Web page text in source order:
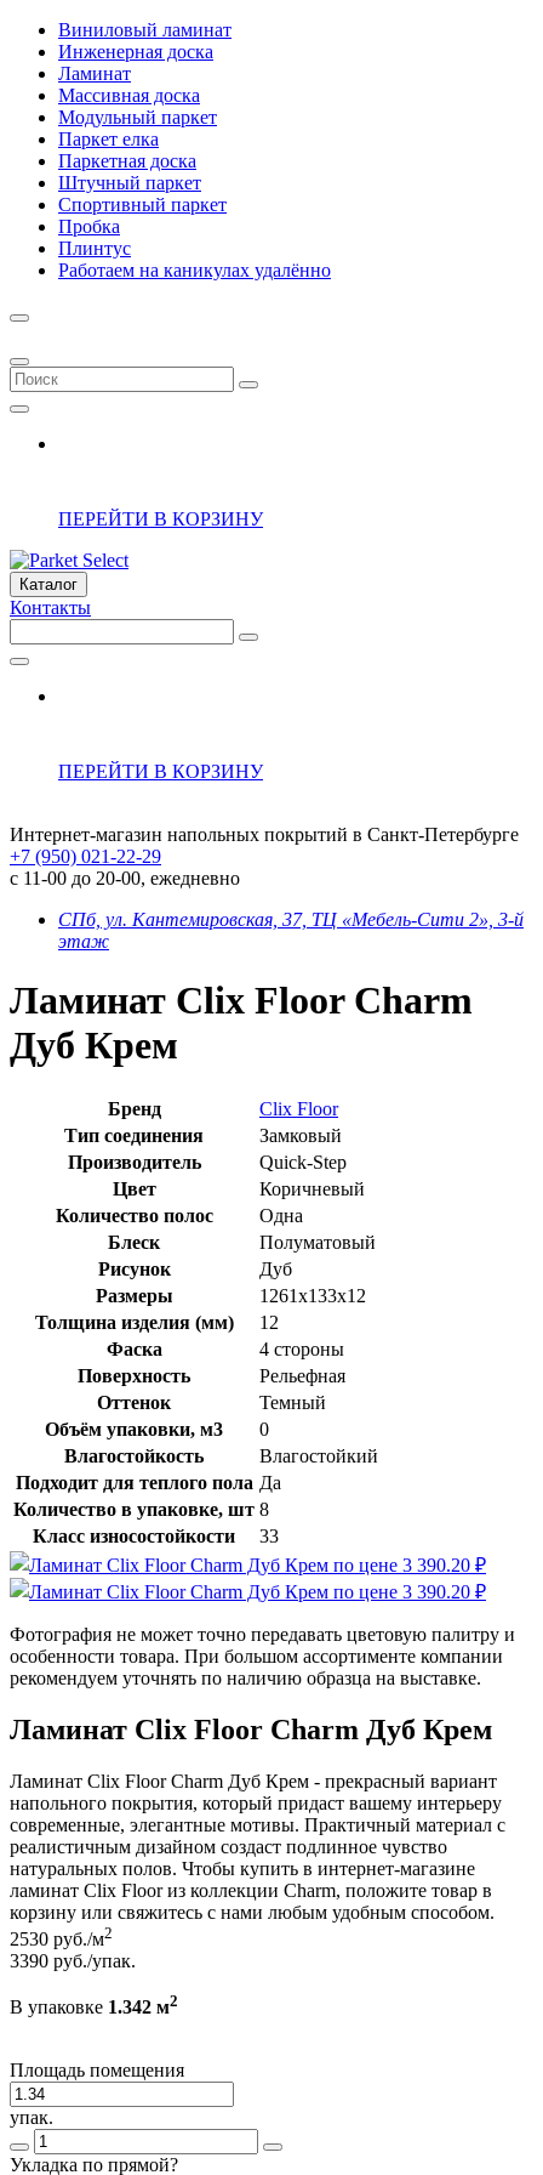
Виниловый ламинат
Инженерная доска
Ламинат
Массивная доска
Модульный паркет
Паркет елка
Паркетная доска
Штучный паркет
Спортивный паркет
Пробка
Плинтус
Работаем на каникулах удалённо
ПЕРЕЙТИ В КОРЗИНУ
Каталог
Контакты
ПЕРЕЙТИ В КОРЗИНУ
Интернет-магазин напольных покрытий в Санкт-Петербурге
+7 (950) 021-22-29
с 11-00 до 20-00, ежедневно
СПб, ул. Кантемировская, 37, ТЦ «Мебель-Сити 2», 3-й
этаж
Ламинат Clix Floor Charm
Дуб Крем
Бренд
Clix Floor
Тип соединения
Замковый
Производитель
Quick-Step
Цвет
Коричневый
Количество полос
Одна
Блеск
Полуматовый
Рисунок
Дуб
Размеры
1261х133х12
Толщина изделия (мм)
12
Фаска
4 стороны
Поверхность
Рельефная
Оттенок
Темный
Объём упаковки, м3
0
Влагостойкость
Влагостойкий
Подходит для теплого пола Да
Количество в упаковке, шт 8
Класс износостойкости
33
Фотография не может точно передавать цветовую палитру и
особенности товара. При большом ассортименте компании
рекомендуем уточнять по наличию образца на выставке.
Ламинат Clix Floor Charm Дуб Крем
Ламинат Clix Floor Charm Дуб Крем - прекрасный вариант
напольного покрытия, который придаст вашему интерьеру
современные, элегантные мотивы. Практичный материал с
реалистичным дизайном создаст подлинное чувство
натуральных полов. Чтобы купить в интернет-магазине
ламинат Clix Floor из коллекции Charm, положите товар в
корзину или свяжитесь с нами любым удобным способом.
2530 руб./м2
3390 руб./упак.
В упаковке 1.342 м2
Площадь помещения
упак.
Укладка по прямой?